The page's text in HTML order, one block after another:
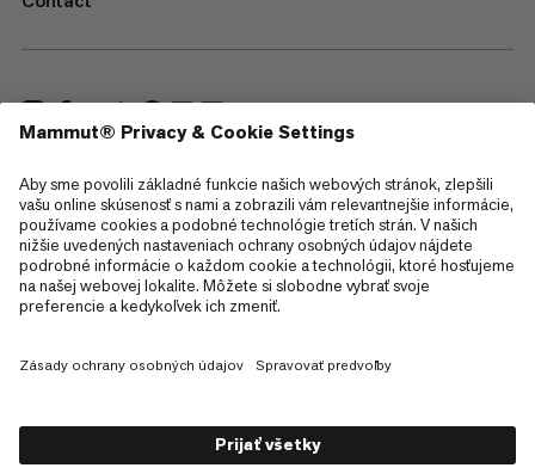
—
Sitemap
Cookies
Právne informácie
Zásady ochrany osobných údajov